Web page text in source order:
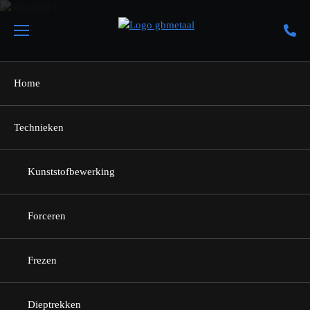
Home
Technieken
Kunststofbewerking
Forceren
Frezen
Dieptrekken
Terug naar home
Contact
Wij zijn u graag van dienst